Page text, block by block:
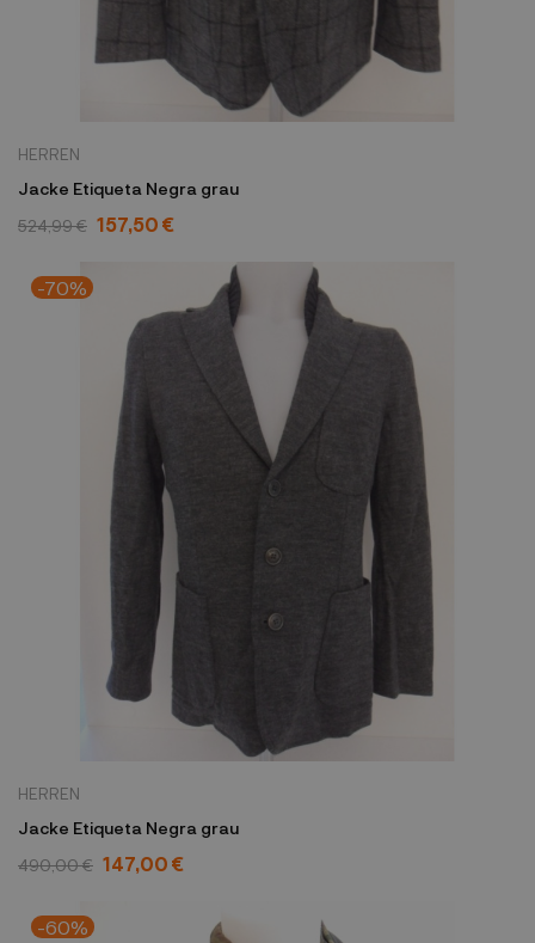
HERREN
Jacke Etiqueta Negra grau
524,99 € 157,50 €
-70%
HERREN
Jacke Etiqueta Negra grau
490,00 € 147,00 €
-60%